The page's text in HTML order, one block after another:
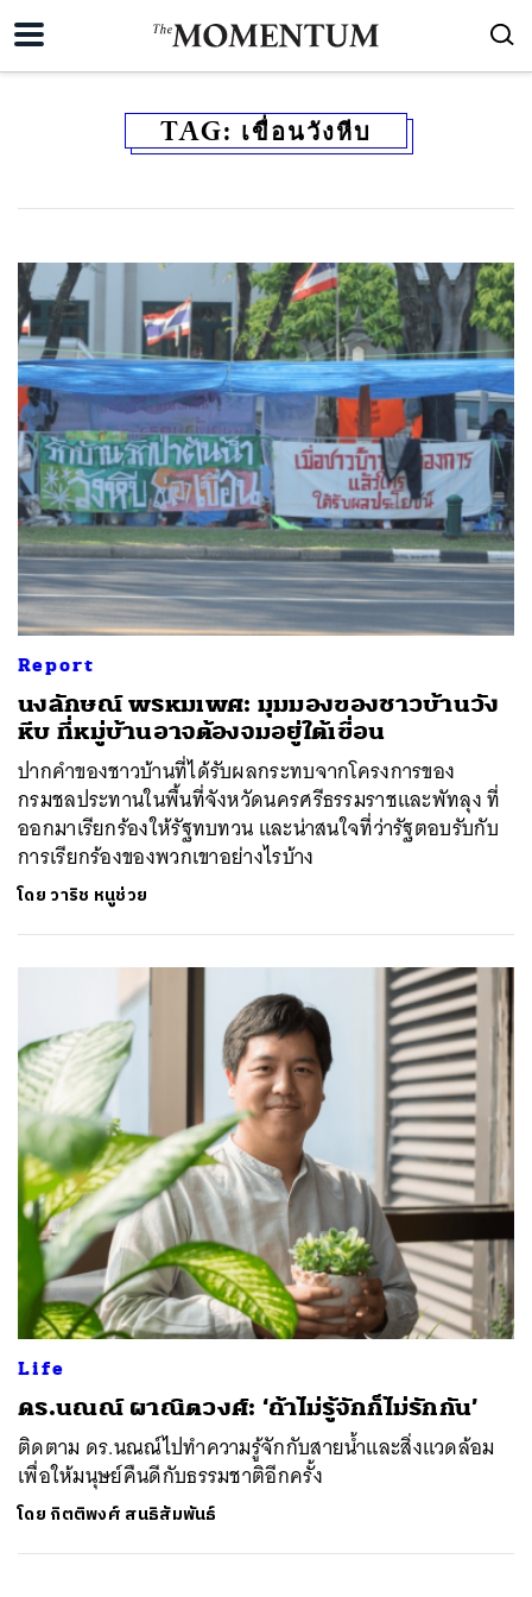
TAG: เขื่อนวังหีบ
Report
นงลักษณ์ พรหมเพศ: มุมมองของชาวบ้านวัง
หีบ ที่หมู่บ้านอาจต้องจมอยู่ใต้เขื่อน
ปากคำของชาวบ้านที่ได้รับผลกระทบจากโครงการของ
กรมชลประทานในพื้นที่จังหวัดนครศรีธรรมราชและพัทลุง ที่
ออกมาเรียกร้องให้รัฐทบทวน และน่าสนใจที่ว่ารัฐตอบรับกับ
การเรียกร้องของพวกเขาอย่างไรบ้าง
โดยวาริช หนูช่วย
Life
ดร.นณณ์ ผาณิตวงศ์: ‘ถ้าไม่รู้จักก็ไม่รักกัน’
ติดตาม ดร.นณณ์ไปทำความรู้จักกับสายน้ำและสิ่งแวดล้อม
เพื่อให้มนุษย์คืนดีกับธรรมชาติอีกครั้ง
โดย กิตติพงศ์ สนธิสัมพันธ์
ค้นหา
SHARE TWEET LINE EMAIL